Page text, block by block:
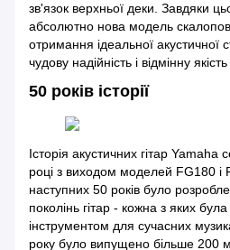
зв'язок верхньої деки. Завдяки
абсолютно нова модель
отримання ідеальної акустичної
чудову надійність і відмінну якість
50 років історії
Історія акустичних гітар
році з виходом моделей FG180 і
наступних 50 років було
поколінь гітар - кожна з яких
інструментом для сучасних
року було випущено більше 200